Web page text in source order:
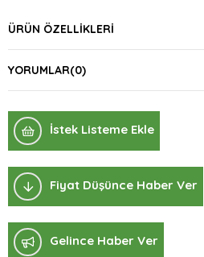
ÜRÜN ÖZELLIKLERI
YORUMLAR(0)
İstek Listeme Ekle
Fiyat Düşünce Haber Ver
Gelince Haber Ver